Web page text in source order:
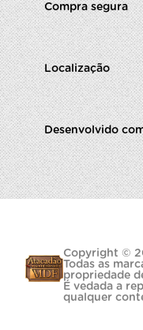
Compra segura
Localização
Desenvolvido
Copyright ©
Todas as
propriedade
É vedada a
qualquer